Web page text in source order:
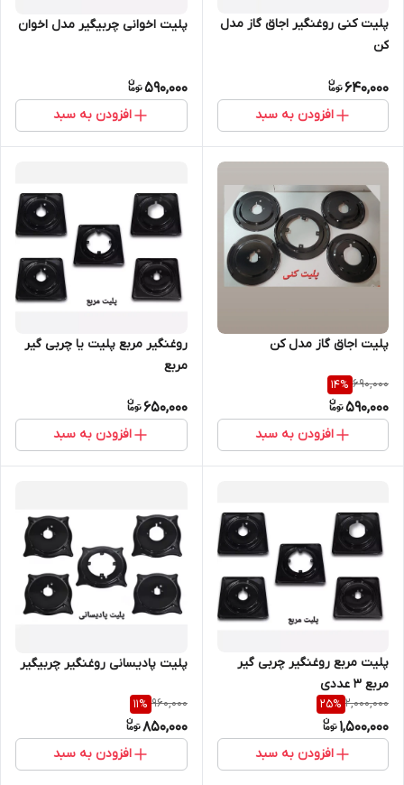
پلیت کنی روغنگیر اجاق گاز مدل
کن
640,000
افزودن به سبد
پلیت اخوانی چربیگیر مدل اخوان
590,000
افزودن به سبد
پلیت اجاق گاز مدل کن
690,000
14%
590,000
افزودن به سبد
روغنگیر مربع پلیت یا چربی گیر
مربع
650,000
افزودن به سبد
پلیت مربع روغنگیر چربی گیر
مربع ۳ عددی
2,000,000
25%
1,500,000
افزودن به سبد
پلیت پادیسانی روغنگیر چربیگیر
960,000
11%
850,000
افزودن به سبد